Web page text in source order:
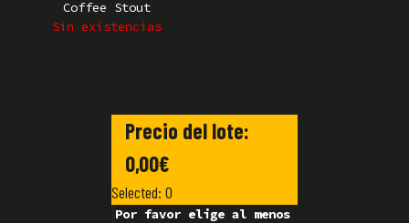
STOUT
Coffee Stout
Sin existencias
Precio del lote:
0,00€
Selected: 0
Por favor elige al menos